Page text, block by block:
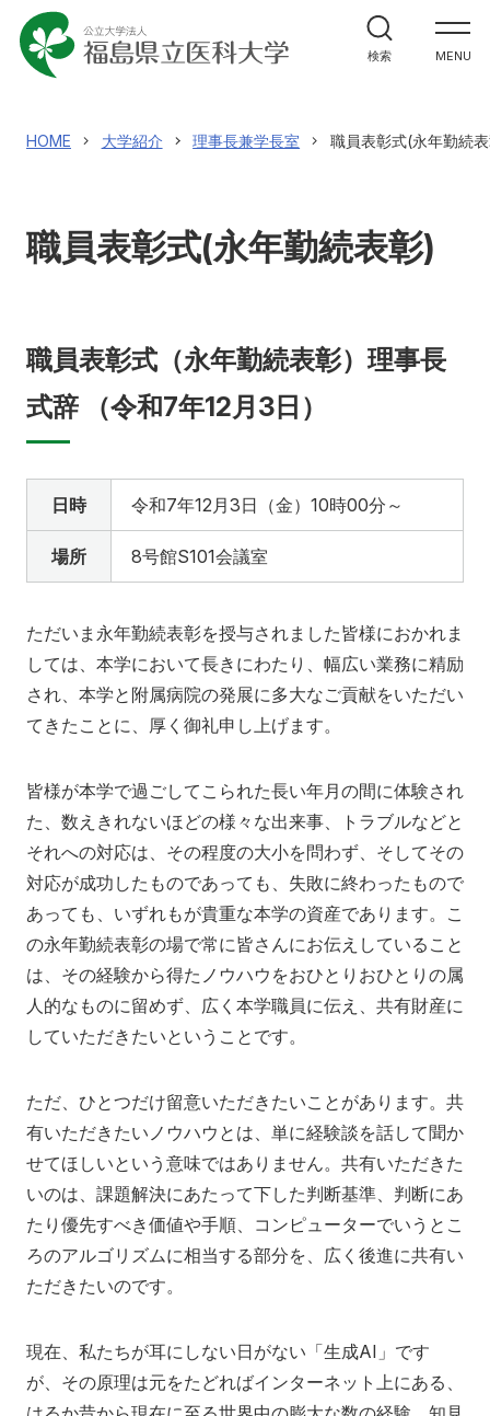
MENU
大学紹介
大学紹介
福島県立医科大学の理念
3つの方針（ポリシー）
センター・施設
学内向け医療施設
情報公開
国際交流
校歌・逍遥歌
教育
保健科学部
別科助産学専攻
大学院
研究
研究成果情報
学術成果リポジトリ
研究関連
産学連携・寄附講座
委員会等
研究情報公開
規則・細則等
よくあるご質問（FAQ）
附属病院
会津医療センター
地域貢献
ふくしま国際医療科学センター
県民健康調査 HP
ふたば救急総合医療支援センター
公開講座
エコチル調査 福島ユニットセンター HP
F-REIとの連携について
保健医療交流事業
入試情報
入試情報
看護学部
保健科学部
別科助産学専攻
大学院
オープンキャンパス
学生生活レポート
対象者別
地域の方へ 来院の方（診療）へ
入学希望の方へ 在学生の方へ
卒業生の方へ 教職員の方へ
教職員募集（採用情報） 取材・撮影申し込み
アクセス 寄附 English お問い合わせ
検索
HOME 大学紹介 理事長兼学長室 職員表彰式(永年勤続
職員表彰式(永年勤続表彰)
職員表彰式（永年勤続表彰）理事長
式辞 （令和7年12月3日）
日時 令和7年12月3日（金）10時00分～
場所 8号館S101会議室
ただいま永年勤続表彰を授与されました皆様におかれま
しては、本学において長きにわたり、幅広い業務に精励
され、本学と附属病院の発展に多大なご貢献をいただい
てきたことに、厚く御礼申し上げます。
皆様が本学で過ごしてこられた長い年月の間に体験され
た、数えきれないほどの様々な出来事、トラブルなどと
それへの対応は、その程度の大小を問わず、そしてその
対応が成功したものであっても、失敗に終わったもので
あっても、いずれもが貴重な本学の資産であります。こ
の永年勤続表彰の場で常に皆さんにお伝えしていること
は、その経験から得たノウハウをおひとりおひとりの属
人的なものに留めず、広く本学職員に伝え、共有財産に
していただきたいということです。
ただ、ひとつだけ留意いただきたいことがあります。共
有いただきたいノウハウとは、単に経験談を話して聞か
せてほしいという意味ではありません。共有いただきた
いのは、課題解決にあたって下した判断基準、判断にあ
たり優先すべき価値や手順、コンピューターでいうとこ
ろのアルゴリズムに相当する部分を、広く後進に共有い
ただきたいのです。
現在、私たちが耳にしない日がない「生成AI」です
が、その原理は元をたどればインターネット上にある、